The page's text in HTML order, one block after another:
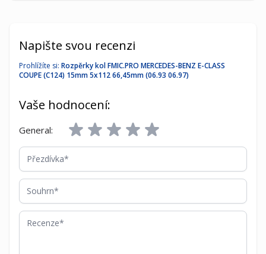
Napište svou recenzi
Prohlížíte si: Rozpěrky kol FMIC.PRO MERCEDES-BENZ E-CLASS
COUPE (C124) 15mm 5x112 66,45mm (06.93 06.97)
Vaše hodnocení:
General:
Přezdívka
Souhrn
Recenze